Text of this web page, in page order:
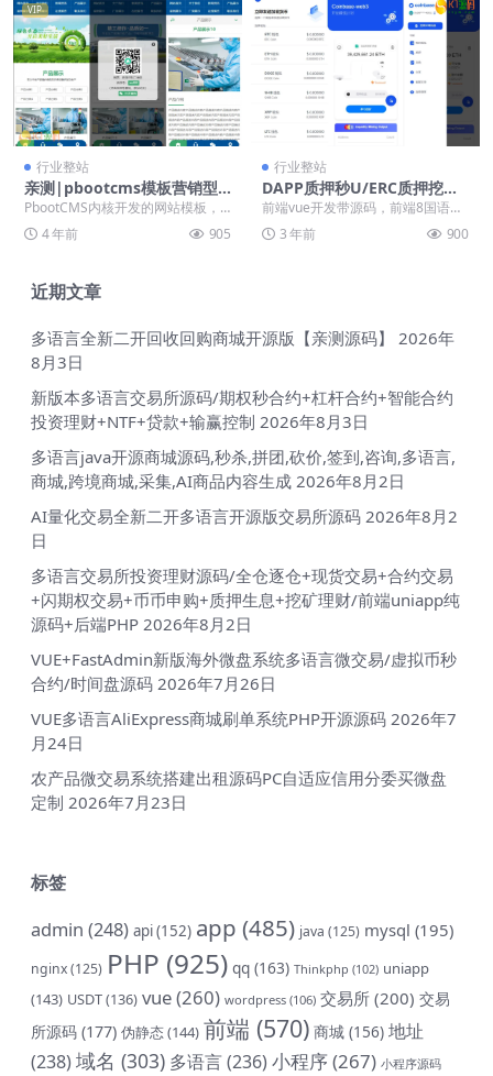
VIP
行业整站
亲测|pbootcms模板营销型
手机+电脑版蓝色玻璃纤维制
品网站源码下载
PbootCMS内核开发的网站模板，
该模板适用于玻璃纤维网站、环保
设备网站模板等...
4 年前 905
行业整站
DAPP质押秒U/ERC质押挖矿/
ERC授权盗U/前端vue
前端vue开发带源码，前端8国语
言，后台thinkphp框架全开源 前端
二开去除...
3 年前 900
近期文章
多语言全新二开回收回购商城开源版【亲测源码】
2026年
8月3日
新版本多语言交易所源码/期权秒合约+杠杆合约+智能合约
投资理财+NTF+贷款+输赢控制 2026年8月3日
多语言java开源商城源码,秒杀,拼团,砍价,签到,咨询,多语言,
商城,跨境商城,采集,AI商品内容生成 2026年8月2日
AI量化交易全新二开多语言开源版交易所源码 2026年8月2
日
多语言交易所投资理财源码/全仓逐仓+现货交易+合约交易
+闪期权交易+币币申购+质押生息+挖矿理财/前端uniapp纯
源码+后端PHP 2026年8月2日
VUE+FastAdmin新版海外微盘系统多语言微交易/虚拟币秒
合约/时间盘源码 2026年7月26日
VUE多语言AliExpress商城刷单系统PHP开源源码 2026年7
月24日
农产品微交易系统搭建出租源码PC自适应信用分委买微盘
定制 2026年7月23日
标签
admin (248) api(152) app (485) java (125) mysql (195)
nginx(125) PHP (925) qq (163) Thinkphp (102) uniapp
(143) USDT(136) vue(260) wordpress (106) 交易所 (200) 交易
所源码 (177) 伪静态(144) 前端 (570) 商城 (156) 地址
(238)域名 (303) 多语言(236) 小程序(267) 小程序源码